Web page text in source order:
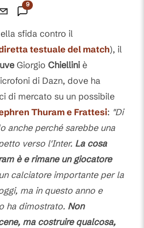
9
sfida contro il
testuale del match), il
Giorgio Chiellini è
di Dazn, dove ha
di mercato su un possibile
Thuram e Frattesi: "Di
anche perché sarebbe una
verso l'Inter. La cosa
è e rimane un giocatore
calciatore importante per la
ma in questo anno e
ha dimostrato. Non
ma costruire qualcosa,